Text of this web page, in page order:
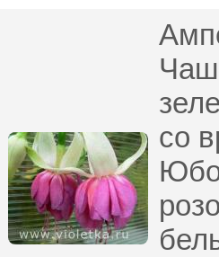
со